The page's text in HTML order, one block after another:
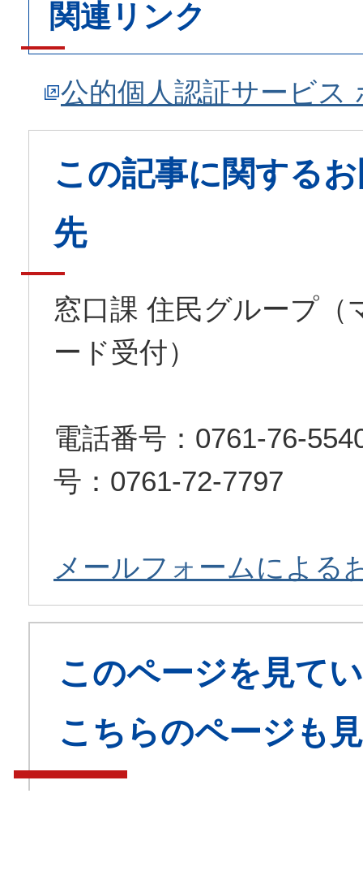
関連リンク
公的個人認証サービス
この記事に関する
先
窓口課 住民グループ（
ード受付）
電話番号：0761-76-
号：0761-72-7797
メールフォームによる
このページを見て
こちらのページも